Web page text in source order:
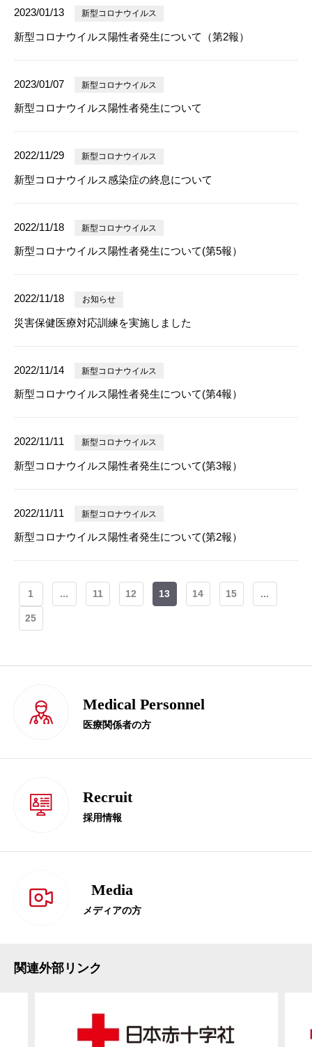
2023/01/13 新型コロナウイルス
新型コロナウイルス陽性者発生について（第2報）
2023/01/07 新型コロナウイルス
新型コロナウイルス陽性者発生について
2022/11/29 新型コロナウイルス
新型コロナウイルス感染症の終息について
2022/11/18 新型コロナウイルス
新型コロナウイルス陽性者発生について(第5報）
2022/11/18 お知らせ
災害保健医療対応訓練を実施しました
2022/11/14 新型コロナウイルス
新型コロナウイルス陽性者発生について(第4報）
2022/11/11 新型コロナウイルス
新型コロナウイルス陽性者発生について(第3報）
2022/11/11 新型コロナウイルス
新型コロナウイルス陽性者発生について(第2報）
1 ... 11 12 13 14 15 ...
25
Medical Personnel
医療関係者の方
Recruit
採用情報
Media
メディアの方
関連外部リンク